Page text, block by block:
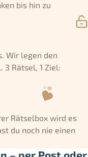
bis hin zu
Wir legen den
3 Rätsel, 1 Ziel:
Rätselbox wird es
du noch nie einen